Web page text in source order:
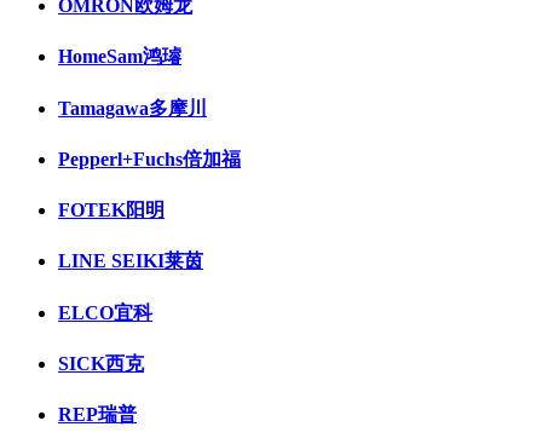
OMRON欧姆龙
HomeSam鸿璿
Tamagawa多摩川
Pepperl+Fuchs倍加福
FOTEK阳明
LINE SEIKI莱茵
ELCO宜科
SICK西克
REP瑞普